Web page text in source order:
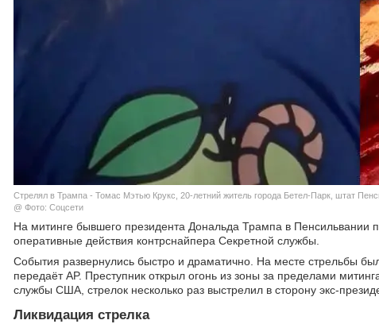
Стрелял в Трампа - Томас Мэтью Крукс, 20-летний житель города Бетел-Парк, штат
@ Фото: Соцсети
На митинге бывшего президента Дональда Трампа в Пенсильвании
оперативные действия контрснайпера Секретной службы.
События развернулись быстро и драматично. На месте стрельбы
передаёт AP. Преступник открыл огонь из зоны за пределами
службы США, стрелок несколько раз выстрелил в сторону экс-
Ликвидация стрелка